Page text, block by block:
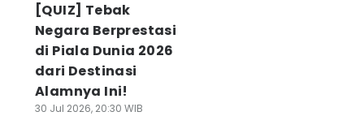
[QUIZ] Tebak
Negara Berprestasi
di Piala Dunia 2026
dari Destinasi
Alamnya Ini!
30 Jul 2026, 20:30 WIB